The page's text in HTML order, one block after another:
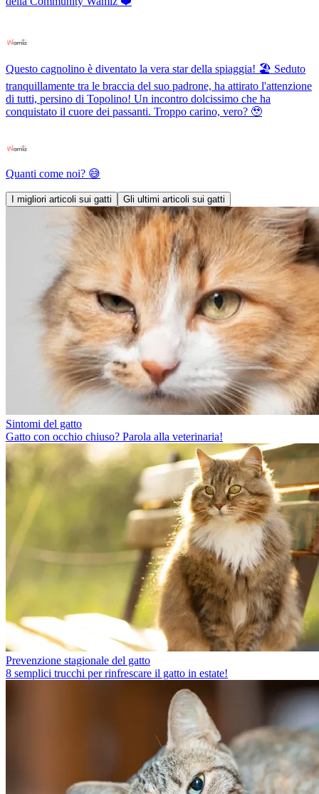
Questo cagnolino è diventato la vera star della spiaggia! 🏖️ Seduto
tranquillamente tra le braccia del suo padrone, ha attirato l'attenzione
di tutti, persino di Topolino! Un incontro dolcissimo che ha
conquistato il cuore dei passanti. Troppo carino, vero? 🥹
Quanti come noi? 😅
I migliori articoli sui gatti Gli ultimi articoli sui gatti
Sintomi del gatto
Gatto con occhio chiuso? Parola alla veterinaria!
Prevenzione stagionale del gatto
8 semplici trucchi per rinfrescare il gatto in estate!